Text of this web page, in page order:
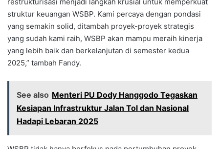
struktur keuangan WSBP. Kami percaya dengan pondasi
yang semakin solid, ditambah proyek-proyek strategis
yang sudah kami raih, WSBP akan mampu meraih kinerja
yang lebih baik dan berkelanjutan di semester kedua
2025,” tambah Fandy.
See also Menteri PU Dody Hanggodo Tegaskan
Kesiapan Infrastruktur Jalan Tol dan Nasional
Hadapi Lebaran 2025